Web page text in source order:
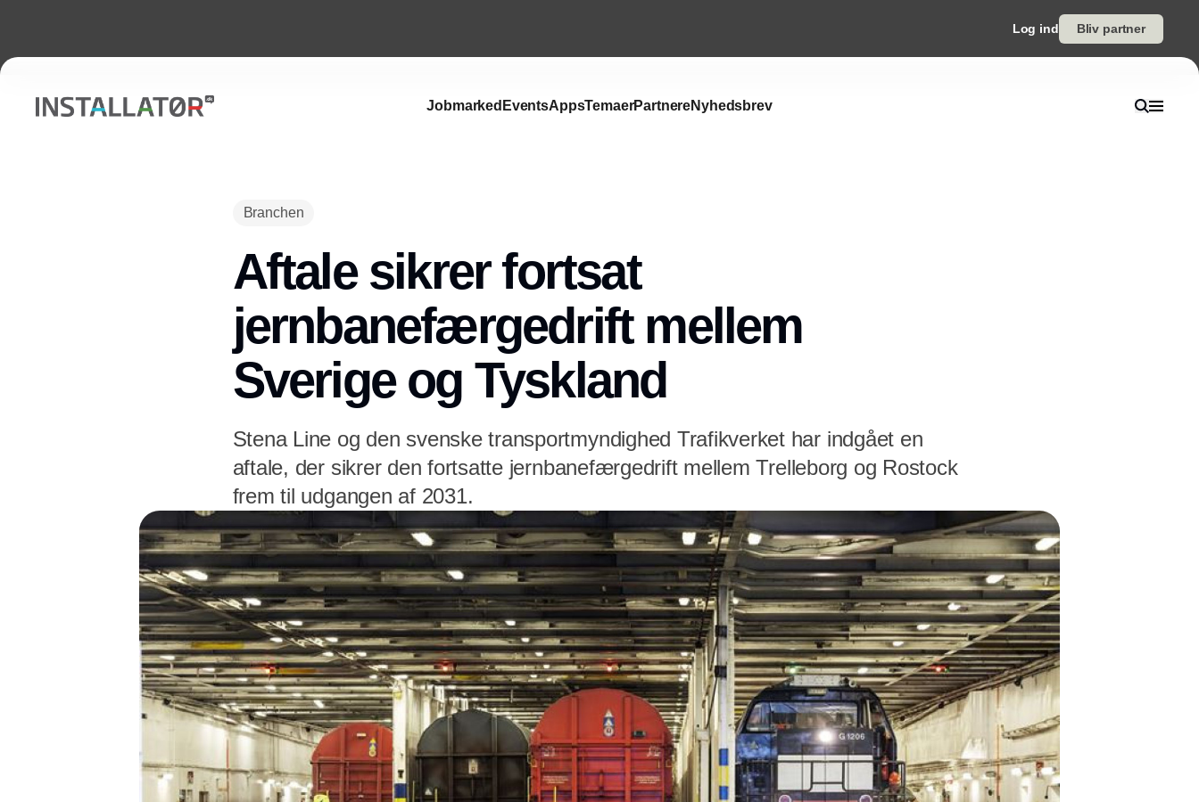
Log ind Bliv partner
Jobmarked EventsAppsTemaerPartnereNyhedsbrev
Branchen
Aftale sikrer fortsat
jernbanefærgedrift mellem
Sverige og Tyskland
Stena Line og den svenske transportmyndighed Trafikverket har indgået en
aftale, der sikrer den fortsatte jernbanefærgedrift mellem Trelleborg og Rostock
frem til udgangen af 2031.